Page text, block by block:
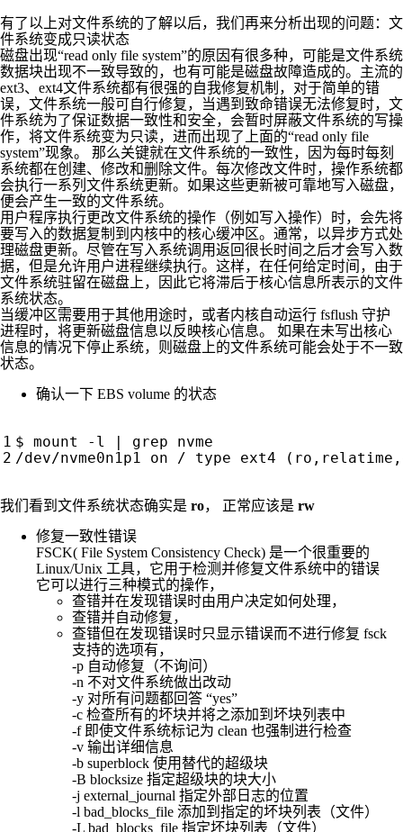
有了以上对文件系统的了解以后，我们再来分析出现的问题：文
件系统变成只读状态
磁盘出现“read only file system”的原因有很多种，可能是文件系统
数据块出现不一致导致的，也有可能是磁盘故障造成的。主流的
ext3、ext4文件系统都有很强的自我修复机制，对于简单的错
误，文件系统一般可自行修复，当遇到致命错误无法修复时，文
件系统为了保证数据一致性和安全，会暂时屏蔽文件系统的写操
作，将文件系统变为只读，进而出现了上面的“read only file
system”现象。 那么关键就在文件系统的一致性，因为每时每刻
系统都在创建、修改和删除文件。每次修改文件时，操作系统都
会执行一系列文件系统更新。如果这些更新被可靠地写入磁盘，
便会产生一致的文件系统。
用户程序执行更改文件系统的操作（例如写入操作）时，会先将
要写入的数据复制到内核中的核心缓冲区。通常，以异步方式处
理磁盘更新。尽管在写入系统调用返回很长时间之后才会写入数
据，但是允许用户进程继续执行。这样，在任何给定时间，由于
文件系统驻留在磁盘上，因此它将滞后于核心信息所表示的文件
系统状态。
当缓冲区需要用于其他用途时，或者内核自动运行 fsflush 守护
进程时，将更新磁盘信息以反映核心信息。 如果在未写出核心
信息的情况下停止系统，则磁盘上的文件系统可能会处于不一致
状态。
确认一下 EBS volume 的状态
我们看到文件系统状态确实是 ro， 正常应该是 rw
修复一致性错误
FSCK( File System Consistency Check) 是一个很重要的
Linux/Unix 工具，它用于检测并修复文件系统中的错误
它可以进行三种模式的操作，
查错并在发现错误时由用户决定如何处理，
查错并自动修复，
查错但在发现错误时只显示错误而不进行修复 fsck
支持的选项有，
-p 自动修复（不询问）
-n 不对文件系统做出改动
-y 对所有问题都回答 “yes”
-c 检查所有的坏块并将之添加到坏块列表中
-f 即使文件系统标记为 clean 也强制进行检查
-v 输出详细信息
-b superblock 使用替代的超级块
-B blocksize 指定超级块的块大小
-j external_journal 指定外部日志的位置
-l bad_blocks_file 添加到指定的坏块列表（文件）
-L bad_blocks_file 指定坏块列表（文件）